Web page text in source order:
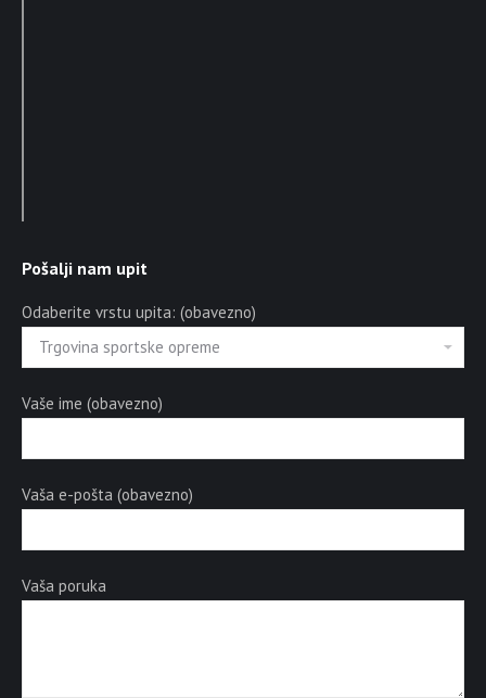
Pošalji nam upit
Odaberite vrstu upita: (obavezno)
Vaše ime (obavezno)
Vaša e-pošta (obavezno)
Vaša poruka